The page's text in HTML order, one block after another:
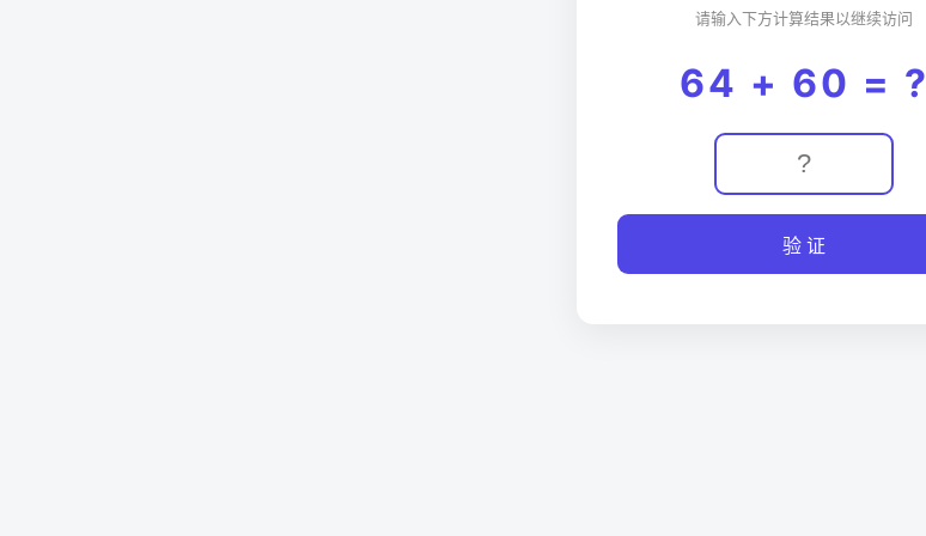
请输入下方计算结果以继续访问
64 + 60 = ?
验 证